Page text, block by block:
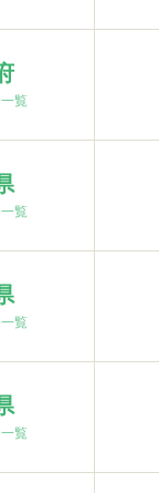
覧
覧
覧
覧